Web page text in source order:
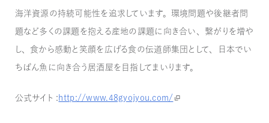
海洋資源の持続可能性を追求しています。環境問題や後継者問
題など多くの課題を抱える産地の課題に向き合い、繋がりを増や
し、食から感動と笑顔を広げる食の伝道師集団として、日本でい
ちばん魚に向き合う居酒屋を目指してまいります。
公式サイト ： http://www.48gyojyou.com/